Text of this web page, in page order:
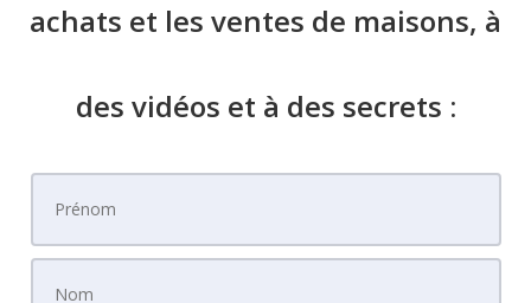
achats et les ventes de maisons, à
des vidéos et à des secrets :